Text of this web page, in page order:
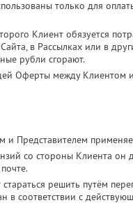
только для
Клиент обязуется
в Рассылках или в
рубли сгорают.
Оферты между Клиентом
Представителем
со стороны Клиента
решить путём
в соответствии с